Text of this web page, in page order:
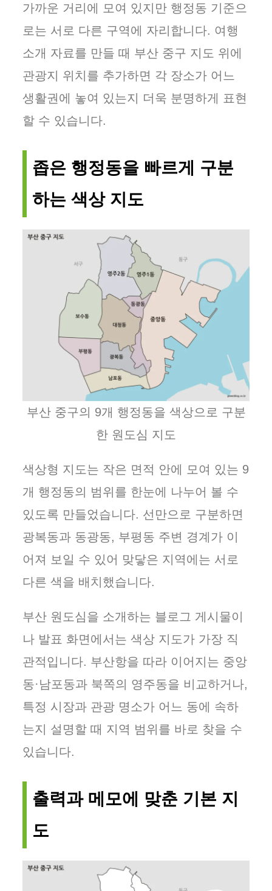
가까운 거리에 모여 있지만 행정동 기준으
로는 서로 다른 구역에 자리합니다. 여행
소개 자료를 만들 때 부산 중구 지도 위에
관광지 위치를 추가하면 각 장소가 어느
생활권에 놓여 있는지 더욱 분명하게 표현
할 수 있습니다.
좁은 행정동을 빠르게 구분
하는 색상 지도
부산 중구의 9개 행정동을 색상으로 구분
한 원도심 지도
색상형 지도는 작은 면적 안에 모여 있는 9
개 행정동의 범위를 한눈에 나누어 볼 수
있도록 만들었습니다. 선만으로 구분하면
광복동과 동광동, 부평동 주변 경계가 이
어져 보일 수 있어 맞닿은 지역에는 서로
다른 색을 배치했습니다.
부산 원도심을 소개하는 블로그 게시물이
나 발표 화면에서는 색상 지도가 가장 직
관적입니다. 부산항을 따라 이어지는 중앙
동·남포동과 북쪽의 영주동을 비교하거나,
특정 시장과 관광 명소가 어느 동에 속하
는지 설명할 때 지역 범위를 바로 찾을 수
있습니다.
출력과 메모에 맞춘 기본 지
도